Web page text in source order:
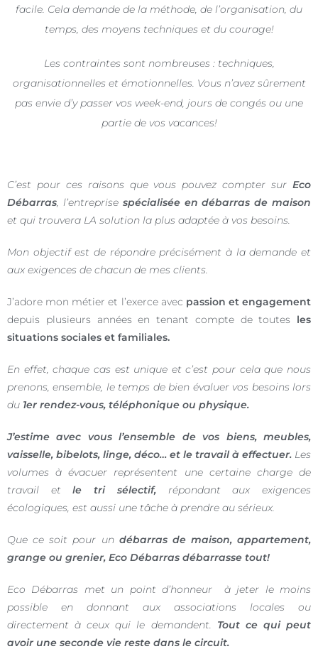
facile. Cela demande de la méthode, de l’organisation, du
temps, des moyens techniques et du courage!
Les contraintes sont nombreuses : techniques,
organisationnelles et émotionnelles. Vous n’avez sûrement
pas envie d’y passer vos week-end, jours de congés ou une
partie de vos vacances!
C’est pour ces raisons que vous pouvez compter sur Eco
Débarras , l’entreprise spécialisée en débarras de maison
et qui trouvera LA solution la plus adaptée à vos besoins.
Mon objectif est de répondre précisément à la demande et
aux exigences de chacun de mes clients.
J’adore mon métier et l’exerce avec passion et engagement
depuis plusieurs années en tenant compte de toutes les
situations sociales et familiales.
En effet, chaque cas est unique et c’est pour cela que nous
prenons, ensemble, le temps de bien évaluer vos besoins lors
du 1er rendez-vous, téléphonique ou physique.
J’estime avec vous l’ensemble de vos biens, meubles,
vaisselle, bibelots, linge, déco… et le travail à effectuer. Les
volumes à évacuer représentent une certaine charge de
travail etle tri sélectif,répondant aux exigences
écologiques, est aussi une tâche à prendre au sérieux.
Que ce soit pour un débarras de maison, appartement,
grange ou grenier, Eco Débarras débarrasse tout!
Eco Débarras met un point d’honneur à jeter le moins
possible en donnant aux associations locales ou
directement à ceux qui le demandent. Tout ce qui peut
avoir une seconde vie reste dans le circuit.